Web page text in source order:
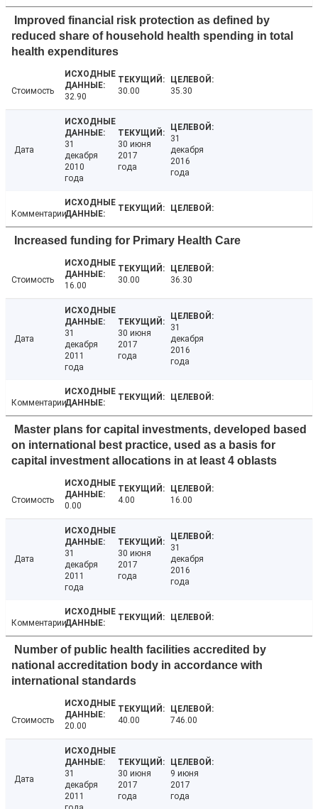
Improved financial risk protection as defined by
reduced share of household health spending in total
health expenditures
Стоимость
32.90
30.00 35.30
Дата
31
декабря
2010
года
30 июня
2017
года
31
декабря
2016
года
Комментарии
Increased funding for Primary Health Care
Стоимость
16.00
30.00 36.30
Дата
31
декабря
2011
года
30 июня
2017
года
31
декабря
2016
года
Комментарии
Master plans for capital investments, developed based
on international best practice, used as a basis for
capital investment allocations in at least 4 oblasts
Стоимость
0.00
4.00 16.00
Дата
31
декабря
2011
года
30 июня
2017
года
31
декабря
2016
года
Комментарии
Number of public health facilities accredited by
national accreditation body in accordance with
international standards
Стоимость
20.00
40.00 746.00
Дата
31
декабря
2011
30 июня
2017
года
9 июня
2017
года